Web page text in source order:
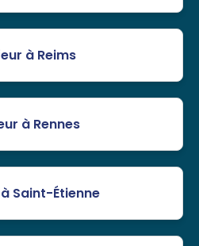
à Reims
à Rennes
Saint-Étienne